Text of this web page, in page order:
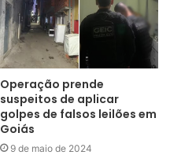
Operação prende
suspeitos de aplicar
golpes de falsos leilões em
Goiás
9 de maio de 2024